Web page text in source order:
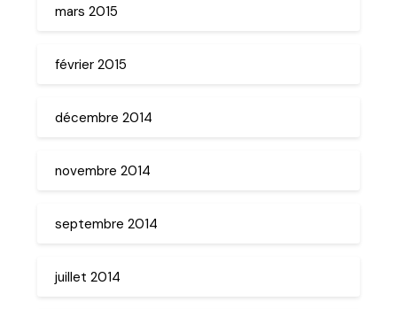
mars 2015
février 2015
décembre 2014
novembre 2014
septembre 2014
juillet 2014